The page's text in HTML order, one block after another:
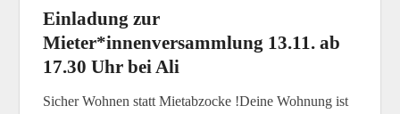
Einladung zur
Mieter*innenversammlung 13.11. ab
17.30 Uhr bei Ali
Sicher Wohnen statt Mietabzocke !Deine Wohnung ist